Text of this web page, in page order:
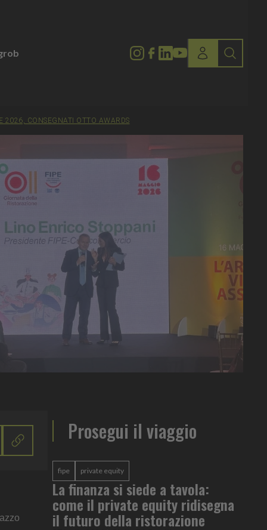
2026, CONSEGNATI OTTO AWARDS
Prosegui il viaggio
fipe private equity
La finanza si siede a tavola:
come il private equity ridisegna
il futuro della ristorazione